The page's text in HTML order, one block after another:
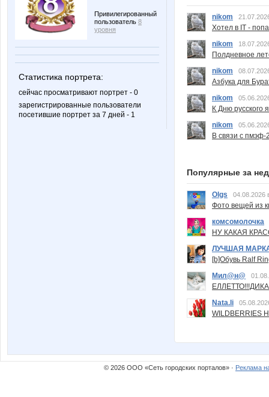
Привилегированный
пользователь 8
уровня
Статистика портрета:
сейчас просматривают портрет - 0
зарегистрированные пользователи
посетившие портрет за 7 дней - 1
nikom
Хотел в IT -
nikom
Полдневное
nikom
Азбука для
nikom
К Дню русского
nikom
В связи с пмэф-
Популярные за
Olgs 04.08.2026
Фото вещей из
комсомолочка
НУ КАКАЯ
ЛУЧШАЯ
[b]Обувь Ralf
Мил@н@
Nata.li
© 2026 ООО «Сеть городских порталов» · Реклама